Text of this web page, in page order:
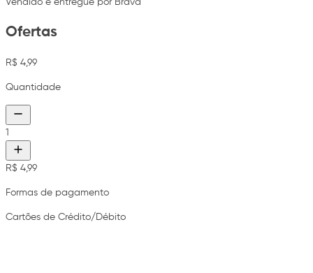
Vendido e entregue por Brava
Ofertas
R$ 4,99
Quantidade
1
R$ 4,99
Formas de pagamento
Cartões de Crédito/Débito